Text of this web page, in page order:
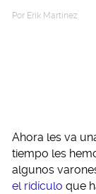
Por Erik Martinez
Ahora les va
tiempo les
algunos
el ridículo que